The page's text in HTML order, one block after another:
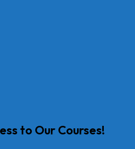
to Our Courses!